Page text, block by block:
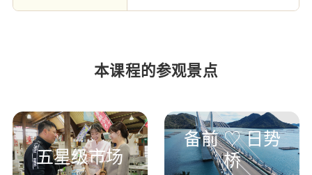
本课程的参观景点
五星级市场
备前 ♡ 日势
桥